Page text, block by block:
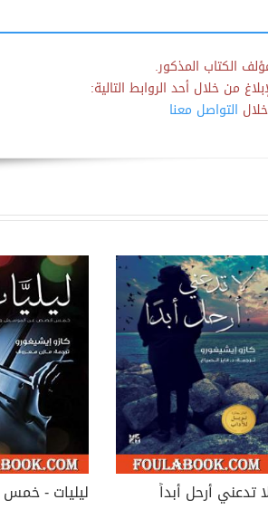
الكتاب المذكور.
من خلال أحد الروابط التالية:
التواصل معنا
تدعني أرحل أبداً